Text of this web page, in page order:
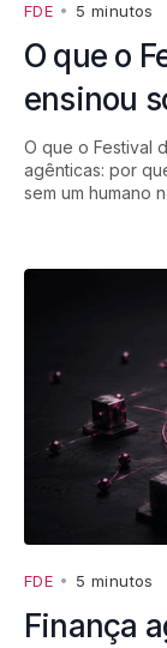
FDE • 5 minutos
O que o
ensinou
O que o Festival
agênticas: por
sem um humano
FDE • 5 minutos
Finança